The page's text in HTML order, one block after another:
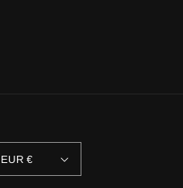
France | EUR €